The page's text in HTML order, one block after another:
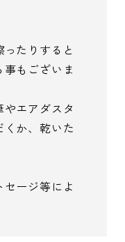
たりすると
もございま
エアダスタ
か、乾いた
ージ等によ